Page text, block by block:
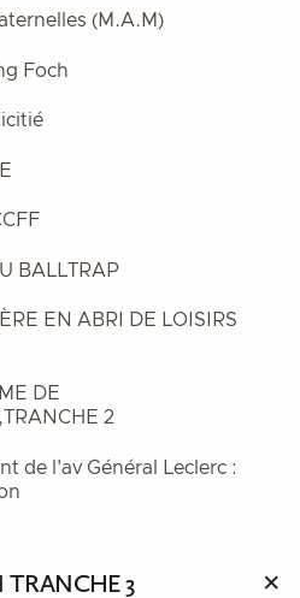
3
(M.A.M)
Foch
BALLTRAP
EN ABRI DE LOISIRS
DE
2
de l'av Général Leclerc :